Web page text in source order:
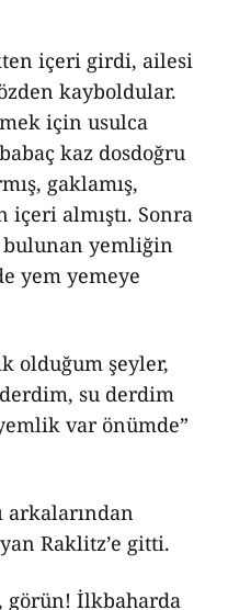
içeri girdi, ailesi
kayboldular.
için usulca
kaz dosdoğru
gaklamış,
almıştı. Sonra
yemliğin
yem yemeye
olduğum şeyler,
su derdim
var önümde”
arkalarından
Raklitz’e gitti.
görün! İlkbaharda